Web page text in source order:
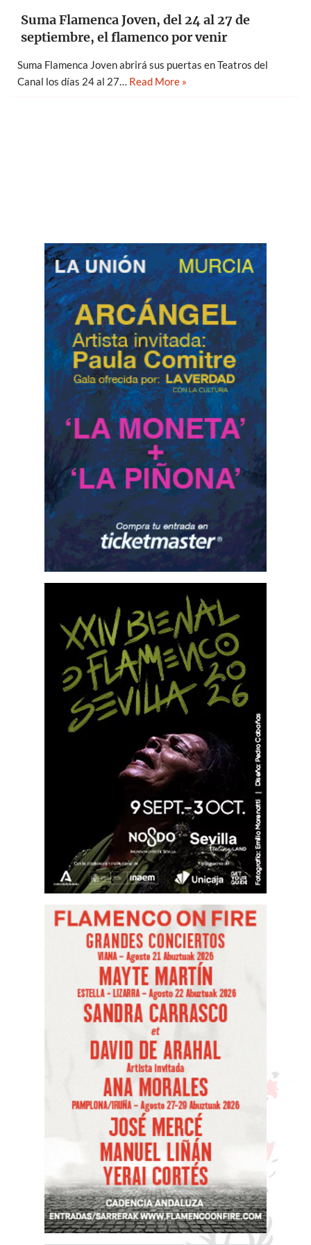
Suma Flamenca Joven, del 24 al 27 de
septiembre, el flamenco por venir
Suma Flamenca Joven abrirá sus puertas en Teatros del
Canal los días 24 al 27… Read More »